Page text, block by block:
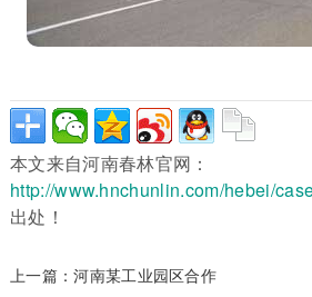
本文来自河南春林官网：
http://www.hnchunlin.com/hebei/
出处！
上一篇：河南某工业园区合作